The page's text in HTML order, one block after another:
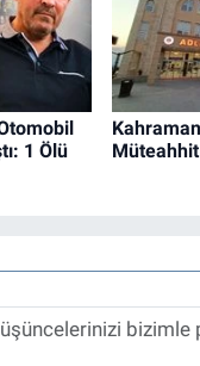
1 Ölü